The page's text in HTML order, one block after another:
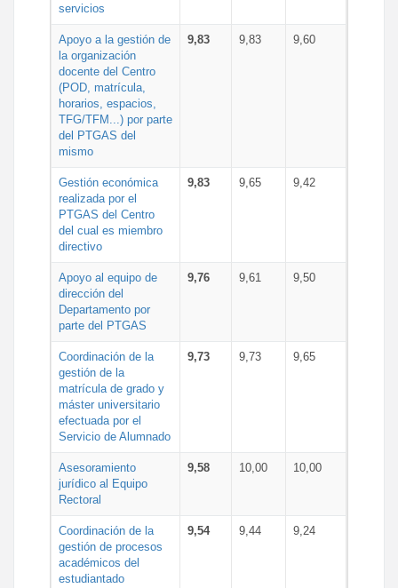
servicios
Apoyo a la gestión de
la organización
docente del Centro
(POD, matrícula,
horarios, espacios,
TFG/TFM...) por parte
del PTGAS del
mismo
9,83 9,83 9,60
Gestión económica
realizada por el
PTGAS del Centro
del cual es miembro
directivo
9,83 9,65 9,42
Apoyo al equipo de
dirección del
Departamento por
parte del PTGAS
9,76 9,61 9,50
Coordinación de la
gestión de la
matrícula de grado y
máster universitario
efectuada por el
Servicio de Alumnado
9,73 9,73 9,65
Asesoramiento
jurídico al Equipo
Rectoral
9,58 10,00 10,00
Coordinación de la
gestión de procesos
académicos del
estudiantado
9,54 9,44 9,24